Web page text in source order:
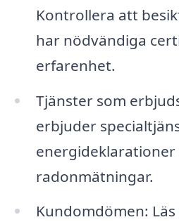
Kontrollera att
har nödvändiga
erfarenhet.
Tjänster som
erbjuder
energideklarationer
radonmätningar.
Kundomdömen: